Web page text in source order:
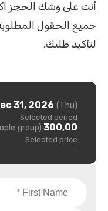
أنت على وشك الحجز
جميع الحقول
لتأكيد طلبك.
31, 2026 (Thu)
Selected period
300,00 GEL
group)
Selected price